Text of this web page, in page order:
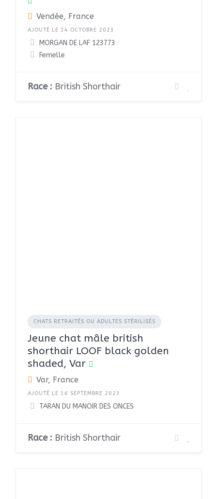
Vendée, France
AJOUTÉ LE 14 OCTOBRE 2023
MORGAN DE LAF 123773
Femelle
Race : British Shorthair
CHATS RETRAITÉS OU ADULTES STÉRILISÉS
Jeune chat mâle british
shorthair LOOF black golden
shaded, Var
Var, France
AJOUTÉ LE 16 SEPTEMBRE 2023
TARAN DU MANOIR DES ONCES
Race : British Shorthair